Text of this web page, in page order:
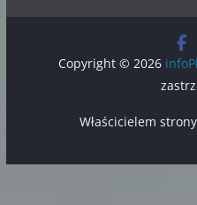
Copyright © 2026
Właścicielem